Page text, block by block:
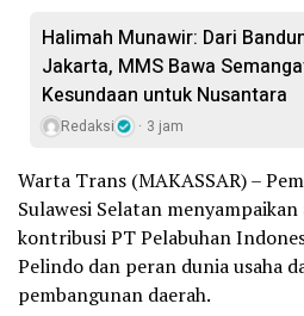
Halimah Munawir: Dari
Jakarta, MMS Bawa
Kesundaan untuk Nusantara
Redaksi 3 jam
Warta Trans (MAKASSAR) –
Sulawesi Selatan
kontribusi PT Pelabuhan
Pelindo dan peran dunia usaha
pembangunan daerah.